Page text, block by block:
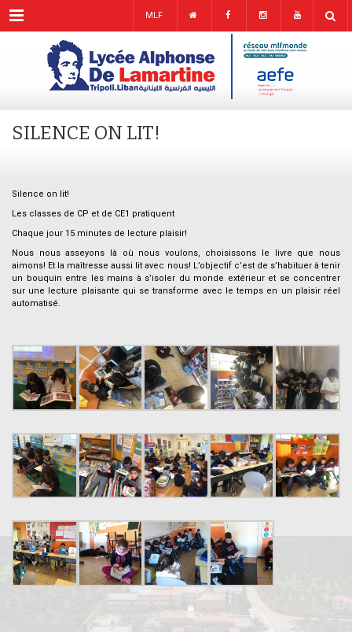
Menu MLF
SILENCE ON LIT!
Silence on lit!
Les classes de CP et de CE1 pratiquent
Chaque jour 15 minutes de lecture plaisir!
Nous nous asseyons là où nous voulons, choisissons le livre que nous
aimons! Et la maîtresse aussi lit avec nous! L’objectif c’est de s’habituer à tenir
un bouquin entre les mains à s’isoler du monde extérieur et se concentrer
sur une lecture plaisante qui se transforme avec le temps en un plaisir réel
automatisé.